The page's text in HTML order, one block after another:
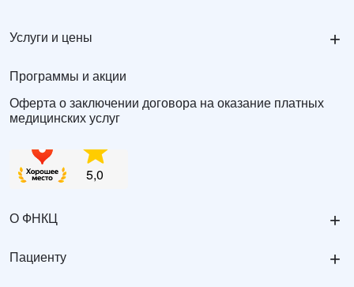
Услуги и цены +
Программы и акции
Оферта о заключении договора на оказание платных
медицинских услуг
О ФНКЦ +
Пациенту +